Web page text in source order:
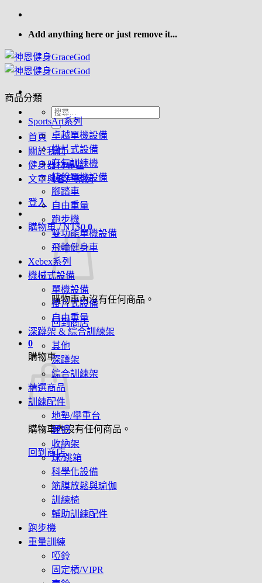
Skip
contentAdd anything here or just remove it...
搜
尋
關
鍵
字:
首頁
關於我們
健身器材專區
文章與客戶案例
登入
購物車 /NT$0 0
購物車內沒有任何商品。
回到商店
0
購物車
購物車內沒有任何商品。
回到商店
商品分類
SportsArt系列
卓越單機設備
掛片式設備
有氧訓練機
精銳單機設備
腳踏車
自由重量
跑步機
雙功能單機設備
飛輪健身車
Xebex系列
機械式設備
單機設備
掛片式設備
自由重量
深蹲架 & 綜合訓練架
其他
深蹲架
綜合訓練架
精選商品
訓練配件
地墊/舉重台
握把
收納架
球/跳箱
科學化設備
筋膜放鬆與瑜伽
訓練椅
輔助訓練配件
跑步機
重量訓練
啞鈴
固定槓/VIPR